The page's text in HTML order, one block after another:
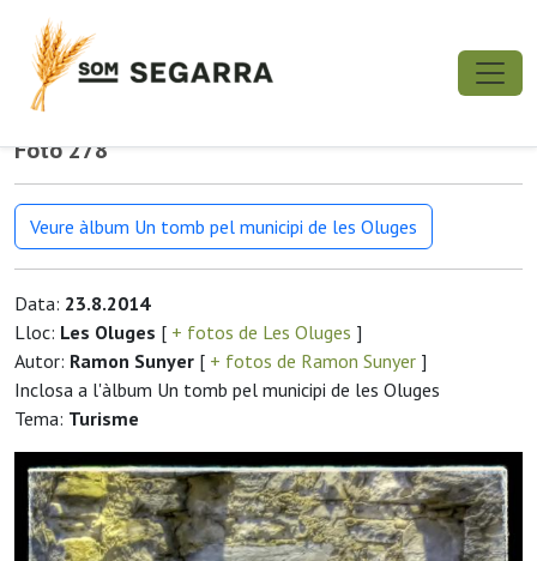
Foto 278
Veure àlbum Un tomb pel municipi de les Oluges
Data: 23.8.2014
Lloc: Les Oluges [ + fotos de Les Oluges ]
Autor: Ramon Sunyer [ + fotos de Ramon Sunyer ]
Inclosa a l'àlbum Un tomb pel municipi de les Oluges
Tema: Turisme